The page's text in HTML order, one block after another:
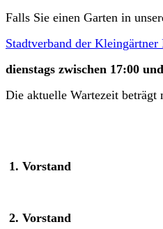
Falls Sie einen Garten in
Stadtverband der
dienstags zwischen 17:00
Die aktuelle Wartezeit beträgt
1. Vorstand
2. Vorstand